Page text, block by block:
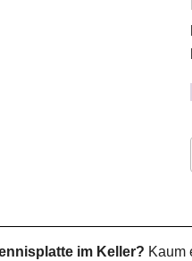
im Keller? Kaum